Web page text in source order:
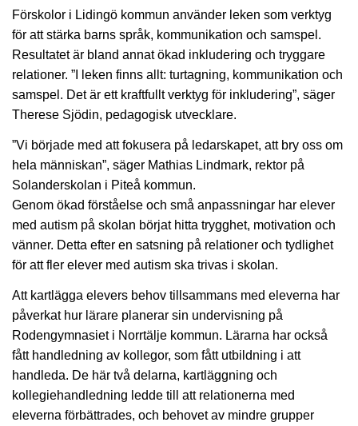
Förskolor i Lidingö kommun använder leken som verktyg
för att stärka barns språk, kommunikation och samspel.
Resultatet är bland annat ökad inkludering och tryggare
relationer. ”I leken finns allt: turtagning, kommunikation och
samspel. Det är ett kraftfullt verktyg för inkludering”, säger
Therese Sjödin, pedagogisk utvecklare.
”Vi började med att fokusera på ledarskapet, att bry oss om
hela människan”, säger Mathias Lindmark, rektor på
Solanderskolan i Piteå kommun.
Genom ökad förståelse och små anpassningar har elever
med autism på skolan börjat hitta trygghet, motivation och
vänner. Detta efter en satsning på relationer och tydlighet
för att fler elever med autism ska trivas i skolan.
Att kartlägga elevers behov tillsammans med eleverna har
påverkat hur lärare planerar sin undervisning på
Rodengymnasiet i Norrtälje kommun. Lärarna har också
fått handledning av kollegor, som fått utbildning i att
handleda. De här två delarna, kartläggning och
kollegiehandledning ledde till att relationerna med
eleverna förbättrades, och behovet av mindre grupper